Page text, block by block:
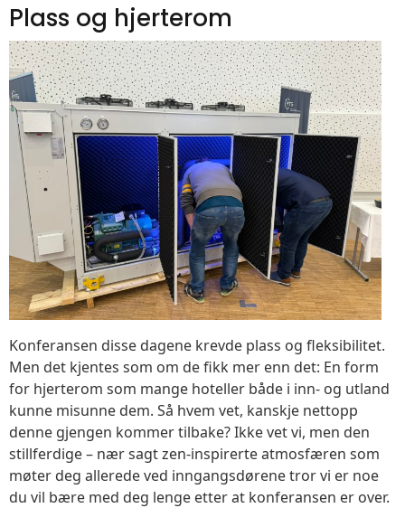
Plass og hjerterom
Konferansen disse dagene krevde plass og fleksibilitet.
Men det kjentes som om de fikk mer enn det: En form
for hjerterom som mange hoteller både i inn- og utland
kunne misunne dem. Så hvem vet, kanskje nettopp
denne gjengen kommer tilbake? Ikke vet vi, men den
stillferdige – nær sagt zen-inspirerte atmosfæren som
møter deg allerede ved inngangsdørene tror vi er noe
du vil bære med deg lenge etter at konferansen er over.